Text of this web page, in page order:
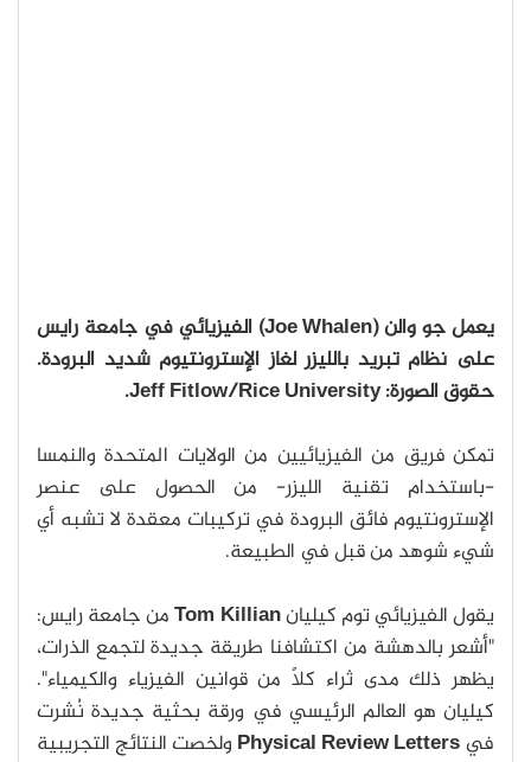
يعمل جو والن (Joe Whalen) الفيزيائي في جامعة رايس
على نظام تبريد بالليزر لغاز الإسترونتيوم شديد البرودة.
حقوق الصورة: Jeff Fitlow/Rice University.
تمكن فريق من الفيزيائيين من الولايات المتحدة والنمسا
-باستخدام تقنية الليزر- من الحصول على عنصر
الإسترونتيوم فائق البرودة في تركيبات معقدة لا تشبه أي
شيء شوهد من قبل في الطبيعة.
يقول الفيزيائي توم كيليانTom Killianمن جامعة رايس:
"أشعر بالدهشة من اكتشافنا طريقة جديدة لتجمع الذرات،
يظهر ذلك مدى ثراء كلًا من قوانين الفيزياء والكيمياء".
كيليان هو العالم الرئيسي في ورقة بحثية جديدة نُشرت
فيPhysical Review Letters ولخصت النتائج التجريبية